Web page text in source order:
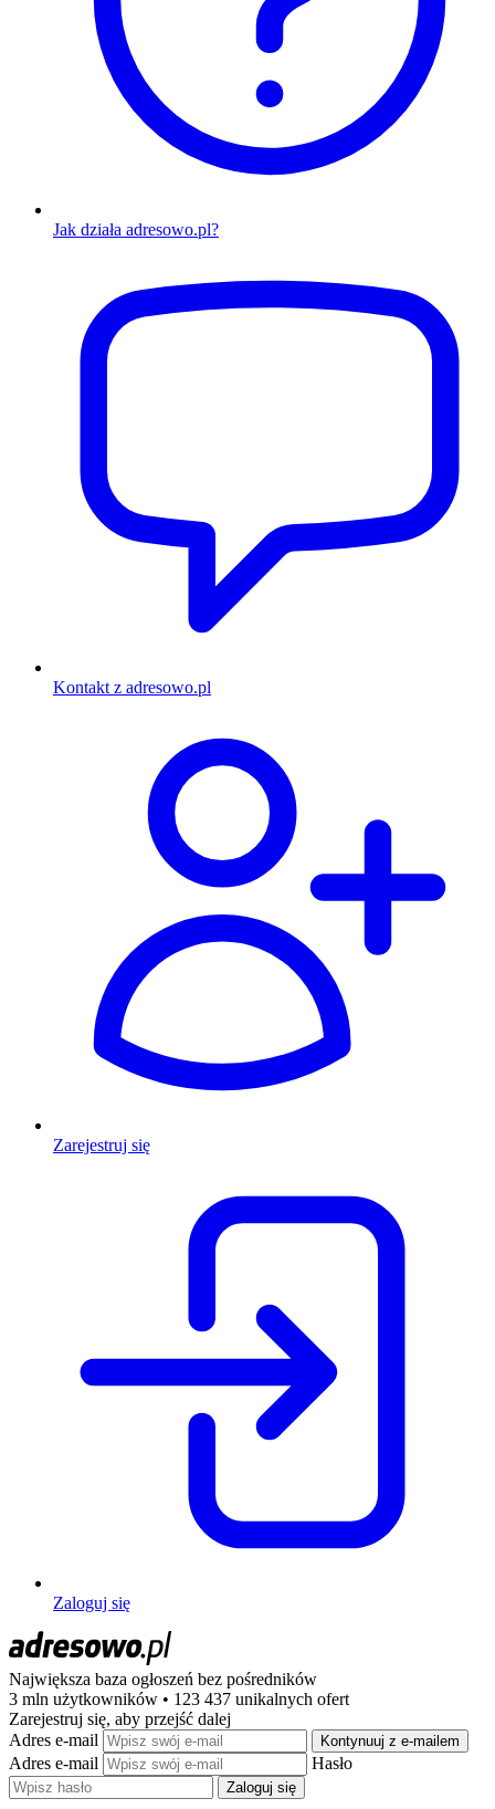
Jak działa adresowo.pl?
Kontakt z adresowo.pl
Zarejestruj się
Zaloguj się
Największa baza ogłoszeń bez pośredników
3 mln użytkowników • 123 437 unikalnych ofert
Zarejestruj się, aby przejść dalej
Adres e-mail
Kontynuuj z e-mailem
Adres e-mail Hasło
Zaloguj się